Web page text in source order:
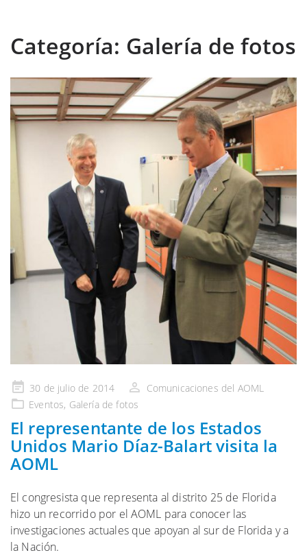
Categoría: Galería de fotos
Publicado
en
30 de julio de 2014
Comunicaciones del AOML
Eventos, Galeríade fotos
El representante de los Estados
Unidos Mario Díaz-Balart visita la
AOML
El congresista que representa al distrito 25 de Florida
hizo un recorrido por el AOML para conocer las
investigaciones actuales que apoyan al sur de Florida y a
la Nación.